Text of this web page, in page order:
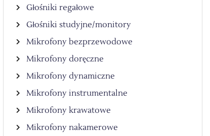
Głośniki regałowe
Głośniki studyjne/monitory
Mikrofony bezprzewodowe
Mikrofony doręczne
Mikrofony dynamiczne
Mikrofony instrumentalne
Mikrofony krawatowe
Mikrofony nakamerowe